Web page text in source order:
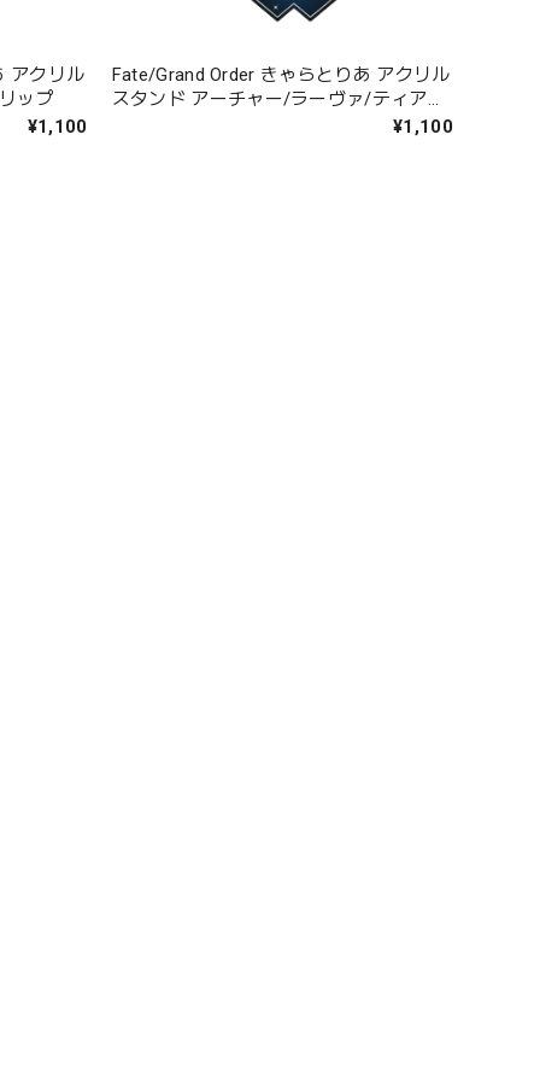
アクリル
ップ
¥1,100
Fate/Grand Order きゃらとりあ アクリル
スタンド アーチャー/ラーヴァ/ティアマ
¥1,100